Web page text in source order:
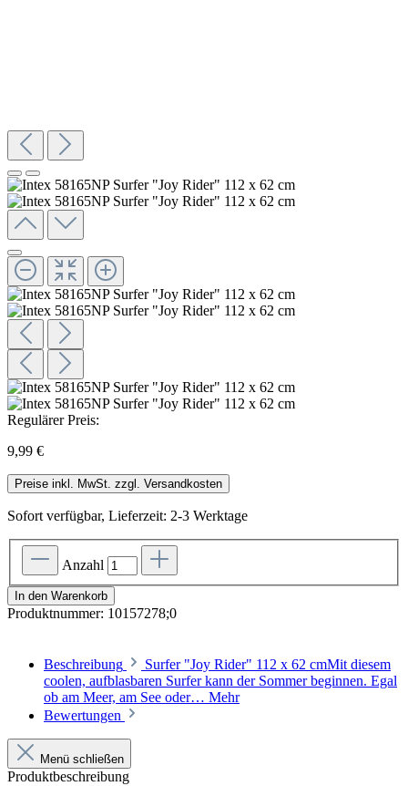
Regulärer Preis:
9,99 €
Preise inkl. MwSt. zzgl. Versandkosten
Sofort verfügbar, Lieferzeit: 2-3 Werktage
Anzahl
In den Warenkorb
Produktnummer: 10157278;0
Beschreibung
Surfer "Joy Rider" 112 x 62 cmMit diesem
coolen, aufblasbaren Surfer kann der Sommer beginnen. Egal
ob am Meer, am See oder… Mehr
Bewertungen
Menü schließen
Produktbeschreibung